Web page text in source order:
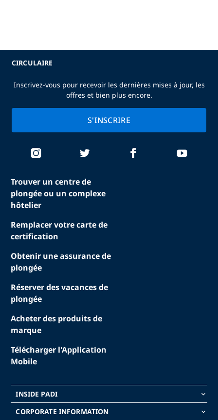
Trouver un centre de
plongée ou un complexe
hôtelier
Remplacer votre carte de
certification
Obtenir une assurance de
plongée
Réserver des vacances de
plongée
Acheter des produits de
marque
Télécharger l'Application
Mobile
INSIDE PADI keyboard_arrow_down
CORPORATE INFORMATION keyboard_arrow_down
CIRCULAIRE
Inscrivez-vous pour recevoir les dernières mises à jour, les
offres et bien plus encore.
S'INSCRIRE